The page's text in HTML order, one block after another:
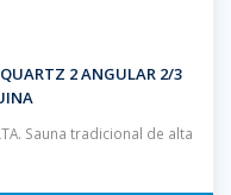
2 ANGULAR 2/3
Sauna tradicional de alta